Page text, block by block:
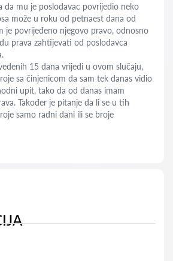
da mu je poslodavac povrijedio neko
može u roku od petnaest dana od
je povrijeđeno njegovo pravo, odnosno
prava zahtijevati od poslodavca
15 dana vrijedi u ovom slučaju,
sa činjenicom da sam tek danas vidio
upit, tako da od danas imam
Također je pitanje da li se u tih
samo radni dani ili se broje